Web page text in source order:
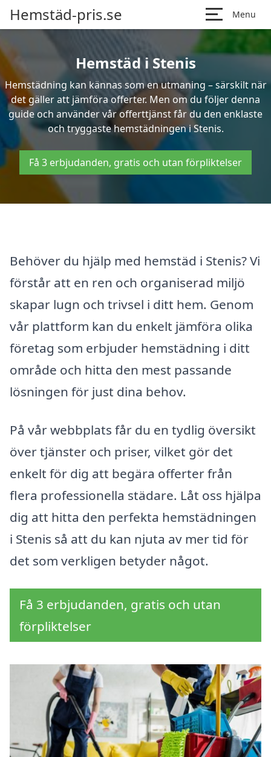
Hemstäd-pris.se Menu
Hemstäd i Stenis
Hemstädning kan kännas som en utmaning – särskilt när
det gäller att jämföra offerter. Men om du följer denna
guide och använder vår offerttjänst får du den enklaste
och tryggaste hemstädningen i Stenis.
Få 3 erbjudanden, gratis och utan förpliktelser
Behöver du hjälp med hemstäd i Stenis? Vi
förstår att en ren och organiserad miljö
skapar lugn och trivsel i ditt hem. Genom
vår plattform kan du enkelt jämföra olika
företag som erbjuder hemstädning i ditt
område och hitta den mest passande
lösningen för just dina behov.
På vår webbplats får du en tydlig översikt
över tjänster och priser, vilket gör det
enkelt för dig att begära offerter från
flera professionella städare. Låt oss hjälpa
dig att hitta den perfekta hemstädningen
i Stenis så att du kan njuta av mer tid för
det som verkligen betyder något.
Få 3 erbjudanden, gratis och utan
förpliktelser